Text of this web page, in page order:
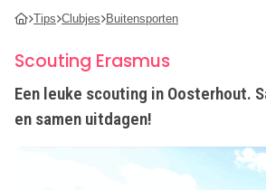
Tips Clubjes Buitensporten
Scouting Erasmus
Een leuke scouting in Oosterhout.
en samen uitdagen!